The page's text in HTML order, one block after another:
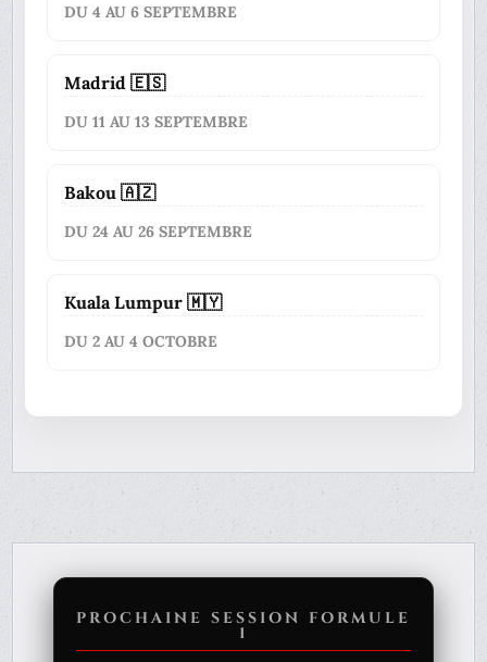
DU 4 AU 6 SEPTEMBRE
Madrid 🇪🇸
DU 11 AU 13 SEPTEMBRE
Bakou 🇦🇿
DU 24 AU 26 SEPTEMBRE
Kuala Lumpur 🇲🇾
DU 2 AU 4 OCTOBRE
PROCHAINE SESSION FORMULE
1